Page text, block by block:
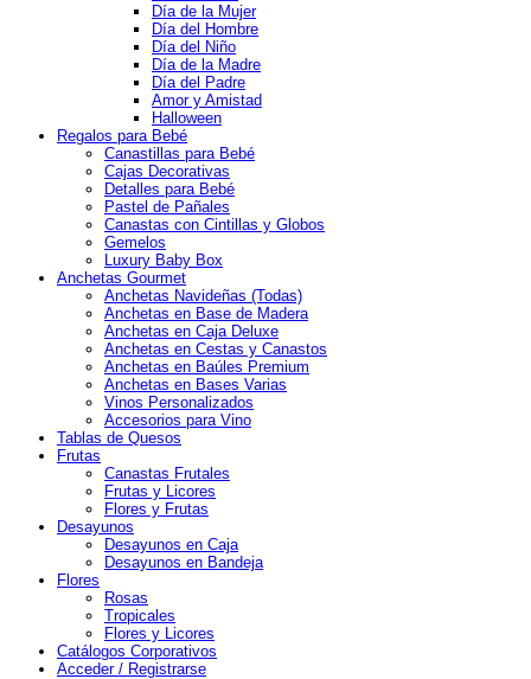
Día de la Mujer
Día del Hombre
Día del Niño
Día de la Madre
Día del Padre
Amor y Amistad
Halloween
Regalos para Bebé
Canastillas para Bebé
Cajas Decorativas
Detalles para Bebé
Pastel de Pañales
Canastas con Cintillas y Globos
Gemelos
Luxury Baby Box
Anchetas Gourmet
Anchetas Navideñas (Todas)
Anchetas en Base de Madera
Anchetas en Caja Deluxe
Anchetas en Cestas y Canastos
Anchetas en Baúles Premium
Anchetas en Bases Varias
Vinos Personalizados
Accesorios para Vino
Tablas de Quesos
Frutas
Canastas Frutales
Frutas y Licores
Flores y Frutas
Desayunos
Desayunos en Caja
Desayunos en Bandeja
Flores
Rosas
Tropicales
Flores y Licores
Catálogos Corporativos
Acceder / Registrarse